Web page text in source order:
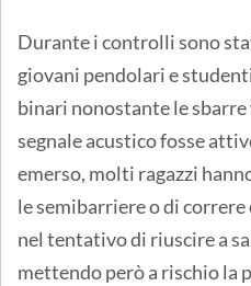
Durante i controlli sono
giovani pendolari e
binari nonostante le sbarre
segnale acustico fosse
emerso, molti ragazzi
le semibarriere o di
nel tentativo di riuscire a
mettendo però a rischio la